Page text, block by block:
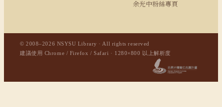
余光中粉絲專頁
© 2008–2026 NSYSU Library · All rights reserved
建議使用 Chrome / Firefox / Safari · 1280×800 以上解析度